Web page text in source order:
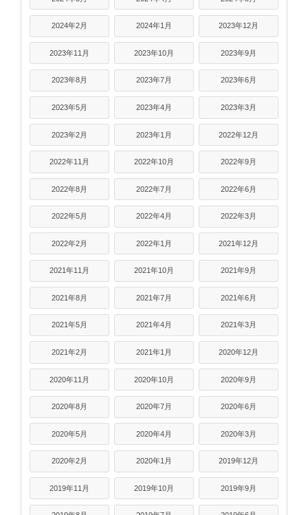
2024年2月 2024年1月 2023年12月
2023年11月 2023年10月 2023年9月
2023年8月 2023年7月 2023年6月
2023年5月 2023年4月 2023年3月
2023年2月 2023年1月 2022年12月
2022年11月 2022年10月 2022年9月
2022年8月 2022年7月 2022年6月
2022年5月 2022年4月 2022年3月
2022年2月 2022年1月 2021年12月
2021年11月 2021年10月 2021年9月
2021年8月 2021年7月 2021年6月
2021年5月 2021年4月 2021年3月
2021年2月 2021年1月 2020年12月
2020年11月 2020年10月 2020年9月
2020年8月 2020年7月 2020年6月
2020年5月 2020年4月 2020年3月
2020年2月 2020年1月 2019年12月
2019年11月 2019年10月 2019年9月